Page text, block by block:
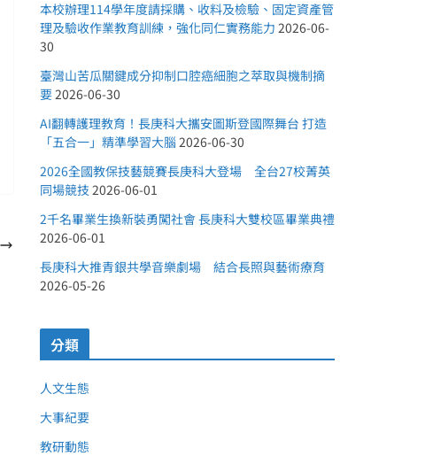
本校辦理114學年度請採購、收料及檢驗、固定資產管
理及驗收作業教育訓練，強化同仁實務能力 2026-06-
30
臺灣山苦瓜關鍵成分抑制口腔癌細胞之萃取與機制摘
要2026-06-30
AI翻轉護理教育！長庚科大攜安圖斯登國際舞台 打造
「五合一」精準學習大腦 2026-06-30
2026全國教保技藝競賽長庚科大登場 全台27校菁英
同場競技 2026-06-01
2千名畢業生換新裝勇闖社會 長庚科大雙校區畢業典禮
2026-06-01
長庚科大推青銀共學音樂劇場 結合長照與藝術療育
2026-05-26
分類
人文生態
大事紀要
教研動態